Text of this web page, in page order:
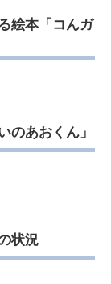
絵本「コんガ
のあおくん」
状況